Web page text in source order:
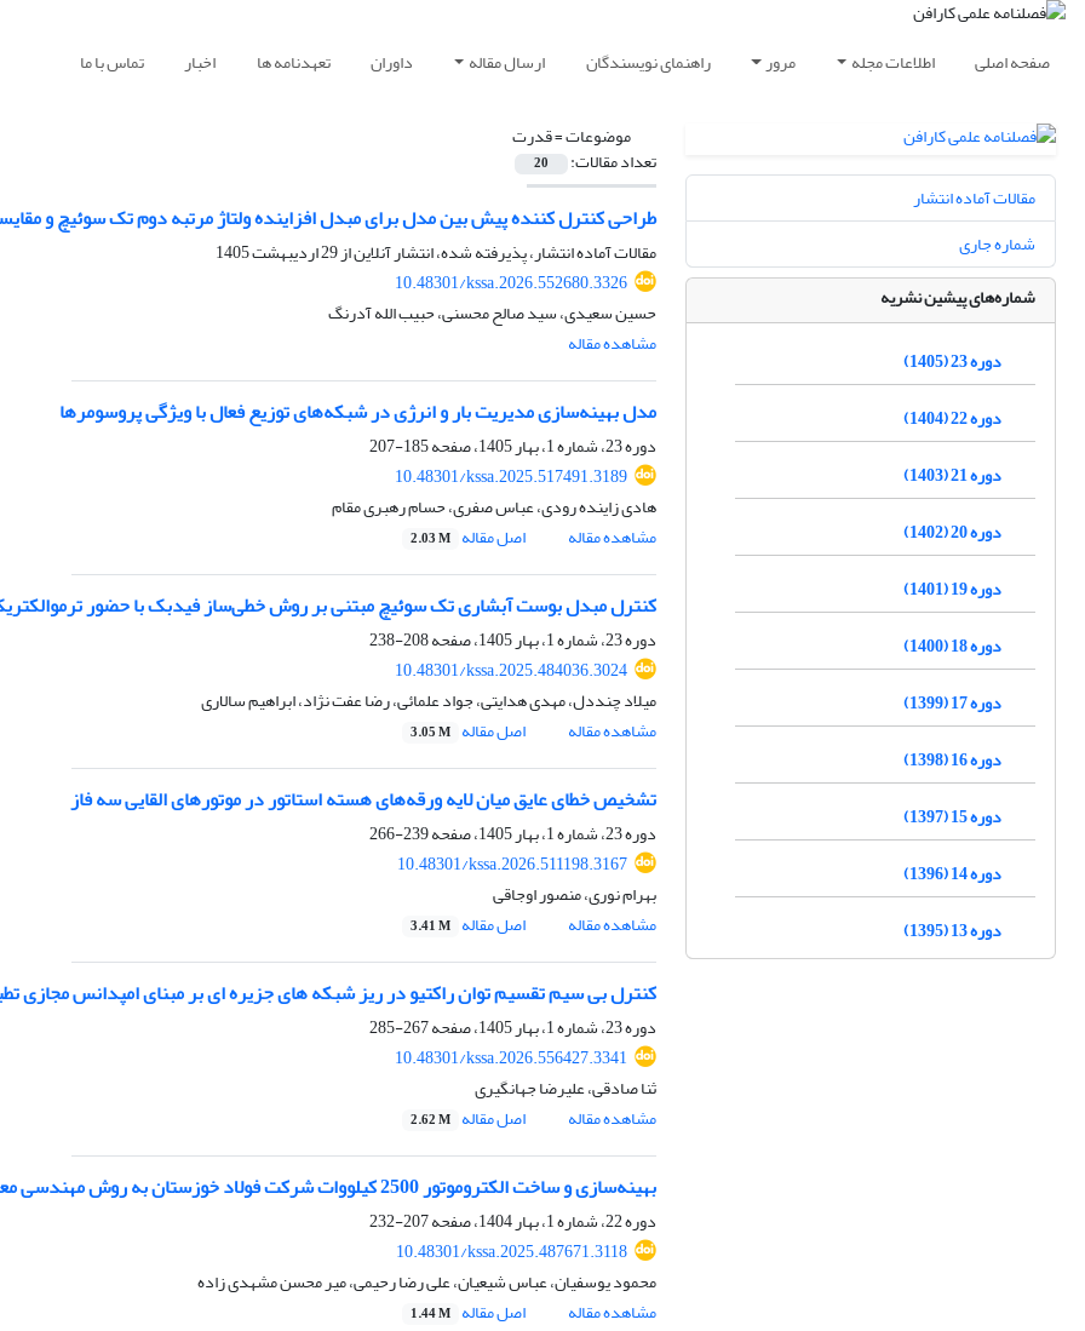
صفحه اصلی اطلاعات مجله مرور راهنمای نویسندگان ارسال مقاله داوران تعهدنامه ها اخبار تماس با ما
موضوعات =قدرت
تعداد مقالات: 20
طراحی کنترل کننده پیش بین مدل برای مبدل افزاینده ولتاژ مرتبه دوم تک سوئیچ و
مقالات آماده انتشار، پذیرفته شده، انتشار آنلاین از29 اردیبهشت 1405
10.48301/kssa.2026.552680.3326
حسین سعیدی، سید صالح محسنی، حبیب الله آدرنگ
مشاهده مقاله
مدل بهینه‌سازی مدیریت بار و انرژی در شبکه‌های توزیع فعال با ویژگی پروسومرها
دوره 23، شماره 1، بهار 1405، صفحه
185-207
10.48301/kssa.2025.517491.3189
هادی زاینده رودی، عباس صفری، حسام رهبری مقام
مشاهده مقاله
اصل مقاله 2.03 M
کنترل مبدل بوست آبشاری تک سوئیچ مبتنی بر روش خطی‌ساز فیدبک با حضور
دوره 23، شماره 1، بهار 1405، صفحه
208-238
10.48301/kssa.2025.484036.3024
میلاد چنددل، مهدی هدایتی، جواد علمائی، رضا عفت نژاد، ابراهیم سالاری
مشاهده مقاله
اصل مقاله 3.05 M
تشخیص خطای عایق میان لایه‌ ورقه‌های هسته استاتور در موتورهای القایی سه فاز
دوره 23، شماره 1، بهار 1405، صفحه
239-266
10.48301/kssa.2026.511198.3167
بهرام نوری، منصور اوجاقی
مشاهده مقاله
اصل مقاله 3.41 M
کنترل بی سیم تقسیم توان راکتیو در ریز شبکه های جزیره ای بر مبنای امپدانس مجازی
دوره 23، شماره 1، بهار 1405، صفحه
267-285
10.48301/kssa.2026.556427.3341
ثنا صادقی، علیرضا جهانگیری
مشاهده مقاله
اصل مقاله 2.62 M
بهینه‌سازی و ساخت الکتروموتور 2500 کیلووات شرکت فولاد خوزستان به روش مهندسی معکوس
دوره 22، شماره 1، بهار 1404، صفحه
207-232
10.48301/kssa.2025.487671.3118
محمود یوسفیان، عباس شیعیان، علی رضا رحیمی، میر محسن مشهدی زاده
مشاهده مقاله
اصل مقاله 1.44 M
مقالات آماده انتشار
شماره جاری
شماره‌های پیشین نشریه
دوره 23 (1405)
دوره 22 (1404)
دوره 21 (1403)
دوره 20 (1402)
دوره 19 (1401)
دوره 18 (1400)
دوره 17 (1399)
دوره 16 (1398)
دوره 15 (1397)
دوره 14 (1396)
دوره 13 (1395)